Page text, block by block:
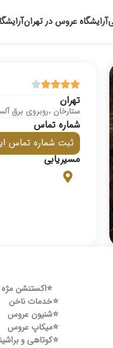
آرایشگاه عروس در تهران
تهران
ستارخان ،روبروی برق
شماره تماس
ثبت شماره تماس
مسیریابی
⭐️اکستنشن مژه
⭐️خدمات ناخن
⭐️شنیون عروس
⭐️میکاپ عروس
⭐️کوتاهی و